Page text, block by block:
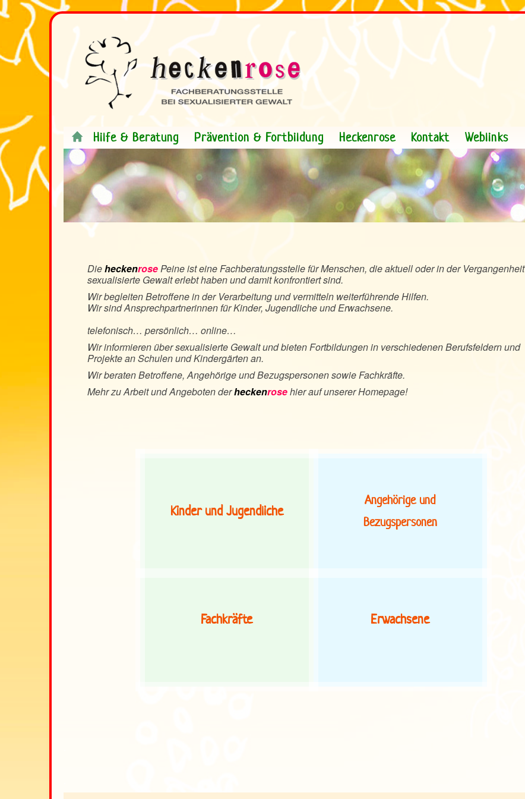
Hilfe & Beratung Prävention & Fortbildung Heckenrose Kontakt Weblinks
.
DieheckenrosePeine ist eine Fachberatungsstelle für Menschen, die aktuell oder in der Vergangenheit
sexualisierte Gewalt erlebt haben und damit konfrontiert sind.
Wir begleiten Betroffene in der Verarbeitung und vermitteln weiterführende Hilfen.
Wir sind Ansprechpartnerinnen für Kinder, Jugendliche und Erwachsene.
telefonisch… persönlich… online…
Wir informieren über sexualisierte Gewalt und bieten Fortbildungen in verschiedenen Berufsfeldern und
Projekte an Schulen und Kindergärten an.
Wir beraten Betroffene, Angehörige und Bezugspersonen sowie Fachkräfte.
Mehr zu Arbeit und Angeboten derheckenrosehier auf unserer Homepage!
Kinder und Jugendliche
Angehörige und
Bezugspersonen
Fachkräfte Erwachsene